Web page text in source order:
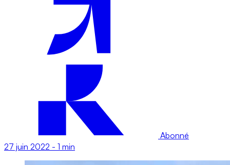
Abonné
27 juin 2022 - 1 min